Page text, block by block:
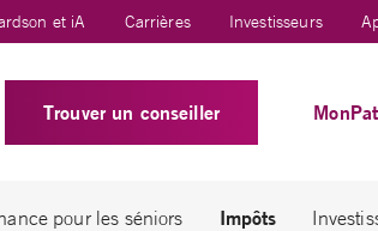
et iA Carrières Investisseurs
Trouver un conseiller
pour les séniors Impôts